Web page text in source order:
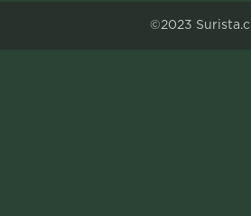
©2023 Surista.cl